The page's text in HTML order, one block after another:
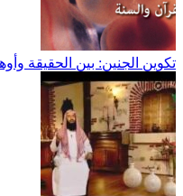
تكوين الجنين: بين الحقيقة